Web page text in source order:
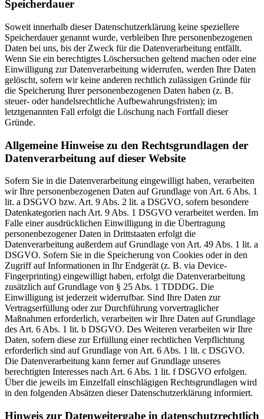
Speicherdauer
Soweit innerhalb dieser Datenschutzerklärung keine speziellere
Speicherdauer genannt wurde, verbleiben Ihre personenbezogenen
Daten bei uns, bis der Zweck für die Datenverarbeitung entfällt.
Wenn Sie ein berechtigtes Löschersuchen geltend machen oder eine
Einwilligung zur Datenverarbeitung widerrufen, werden Ihre Daten
gelöscht, sofern wir keine anderen rechtlich zulässigen Gründe für
die Speicherung Ihrer personenbezogenen Daten haben (z. B.
steuer- oder handelsrechtliche Aufbewahrungsfristen); im
letztgenannten Fall erfolgt die Löschung nach Fortfall dieser
Gründe.
Allgemeine Hinweise zu den Rechtsgrundlagen der
Datenverarbeitung auf dieser Website
Sofern Sie in die Datenverarbeitung eingewilligt haben, verarbeiten
wir Ihre personenbezogenen Daten auf Grundlage von Art. 6 Abs. 1
lit. a DSGVO bzw. Art. 9 Abs. 2 lit. a DSGVO, sofern besondere
Datenkategorien nach Art. 9 Abs. 1 DSGVO verarbeitet werden. Im
Falle einer ausdrücklichen Einwilligung in die Übertragung
personenbezogener Daten in Drittstaaten erfolgt die
Datenverarbeitung außerdem auf Grundlage von Art. 49 Abs. 1 lit. a
DSGVO. Sofern Sie in die Speicherung von Cookies oder in den
Zugriff auf Informationen in Ihr Endgerät (z. B. via Device-
Fingerprinting) eingewilligt haben, erfolgt die Datenverarbeitung
zusätzlich auf Grundlage von § 25 Abs. 1 TDDDG. Die
Einwilligung ist jederzeit widerrufbar. Sind Ihre Daten zur
Vertragserfüllung oder zur Durchführung vorvertraglicher
Maßnahmen erforderlich, verarbeiten wir Ihre Daten auf Grundlage
des Art. 6 Abs. 1 lit. b DSGVO. Des Weiteren verarbeiten wir Ihre
Daten, sofern diese zur Erfüllung einer rechtlichen Verpflichtung
erforderlich sind auf Grundlage von Art. 6 Abs. 1 lit. c DSGVO.
Die Datenverarbeitung kann ferner auf Grundlage unseres
berechtigten Interesses nach Art. 6 Abs. 1 lit. f DSGVO erfolgen.
Über die jeweils im Einzelfall einschlägigen Rechtsgrundlagen wird
in den folgenden Absätzen dieser Datenschutzerklärung informiert.
Hinweis zur Datenweitergabe in datenschutzrechtlich